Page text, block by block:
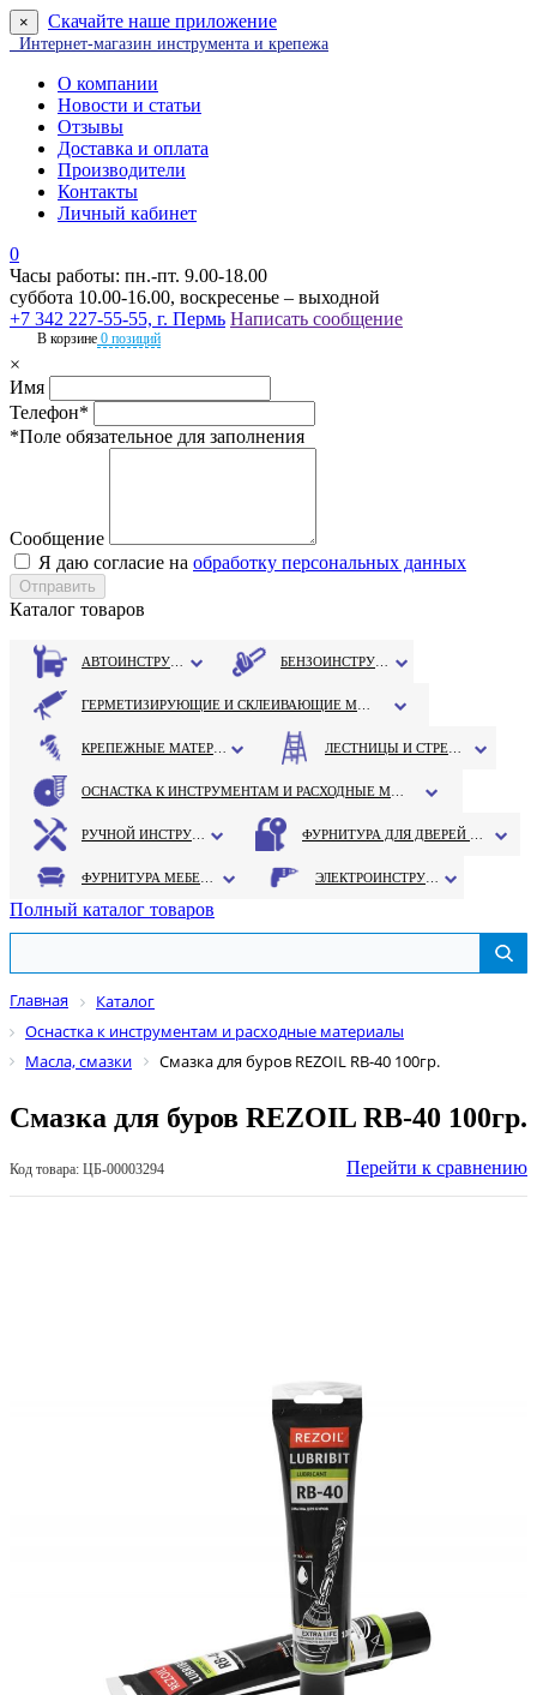
× Скачайте наше приложение
Интернет-магазин инструмента и крепежа
О компании
Новости и статьи
Отзывы
Доставка и оплата
Производители
Контакты
Личный кабинет
0
Часы работы: пн.-пт. 9.00-18.00
суббота 10.00-16.00, воскресенье – выходной
+7 342 227-55-55, г. Пермь Написать сообщение
В корзине 0 позиций
×
Имя
Телефон*
*Поле обязательное для заполнения
Сообщение
Я даю согласие на обработку персональных данных
Каталог товаров
Полный каталог товаров
Главная
Каталог
Оснастка к инструментам и расходные материалы
Масла, смазки
Смазка для буров REZOIL RB-40 100гр.
Смазка для буров REZOIL RB-40 100гр.
Код товара: ЦБ-00003294 Перейти к сравнению